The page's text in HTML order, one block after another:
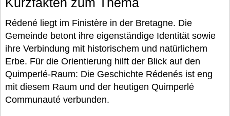
Rédené liegt im Finistère in der Bretagne. Die
Gemeinde betont ihre eigenständige Identität sowie
ihre Verbindung mit historischem und natürlichem
Erbe. Für die Orientierung hilft der Blick auf den
Quimperlé-Raum: Die Geschichte Rédenés ist eng
mit diesem Raum und der heutigen Quimperlé
Communauté verbunden.